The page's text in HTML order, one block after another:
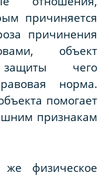
причиняется
причинения
объект
чего
норма.
помогает
признакам
физическое